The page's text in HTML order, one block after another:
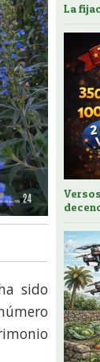
sido
La